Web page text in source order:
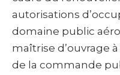
autorisations
domaine public
maîtrise d’ouvrage
de la commande